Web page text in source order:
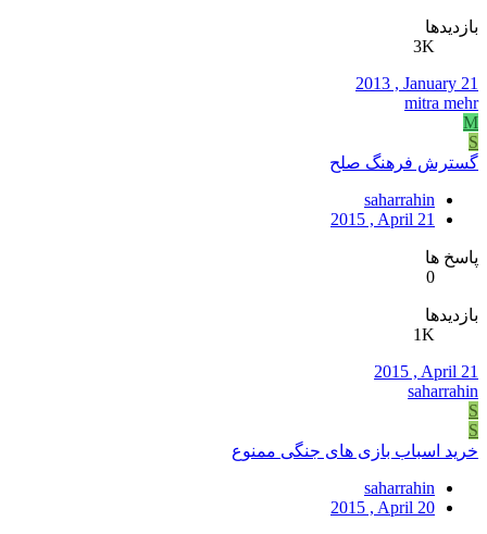
بازدیدها
3K
2013 , January 21
mitra mehr
M
S
گسترش فرهنگ صلح
saharrahin
2015 , April 21
پاسخ ها
0
بازدیدها
1K
2015 , April 21
saharrahin
S
S
خرید اسباب بازی های جنگی ممنوع
saharrahin
2015 , April 20